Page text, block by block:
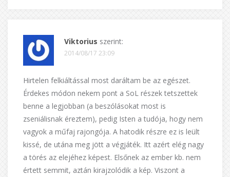
Viktorius szerint:
2014/08/17 23:09
Hirtelen felkiáltással most daráltam be az egészet.
Érdekes módon nekem pont a SoL részek tetszettek
benne a legjobban (a beszólásokat most is
zseniálisnak éreztem), pedig Isten a tudója, hogy nem
vagyok a műfaj rajongója. A hatodik részre ez is leült
kissé, de utána meg jött a végjáték. Itt azért elég nagy
a törés az elejéhez képest. Elsőnek az ember kb. nem
értett semmit, aztán kirajzolódik a kép. Viszont a